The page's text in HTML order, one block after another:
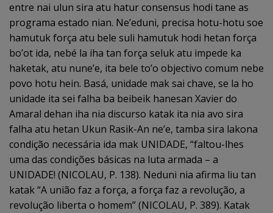
entre nai ulun sira atu hatur consensus hodi tane as
programa estado nian. Ne’eduni, precisa hotu-hotu soe
hamutuk força atu bele suli hamutuk hodi hetan força
bo’ot ida, nebé la iha tan força seluk atu impede ka
haketak, atu nune’e, ita bele to’o objectivo comum nebe
povo hotu hein. Basá, unidade mak sai chave, se la ho
unidade ita sei falha ba beibeik hanesan Xavier do
Amaral dehan iha nia discurso katak ita nia avo sira
falha atu hetan Ukun Rasik-An ne’e, tamba sira lakona
condição necessária ida mak UNIDADE, “faltou-lhes
uma das condições básicas na luta armada – a
UNIDADE! (NICOLAU, P. 138). Neduni nia afirma liu tan
katak “A união faz a força, a força faz a revolução, a
revolução liberta o homem” (NICOLAU, P. 389). Katak